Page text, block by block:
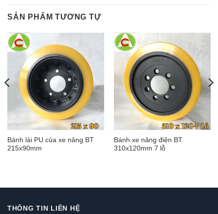
SẢN PHẨM TƯƠNG TỰ
Bánh lái PU của xe nâng BT
215x90mm
Bánh xe nâng điện BT
310x120mm 7 lỗ
THÔNG TIN LIÊN HỆ